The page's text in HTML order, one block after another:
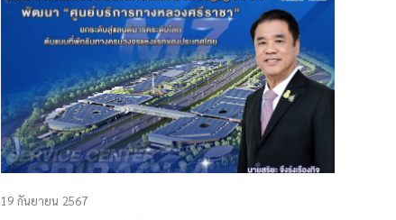
19 กันยายน 2567